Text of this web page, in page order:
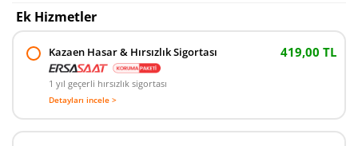
Ek Hizmetler
Kazaen Hasar & Hırsızlık Sigortası 419,00 TL
1 yıl geçerli hırsızlık sigortası
Detayları incele >